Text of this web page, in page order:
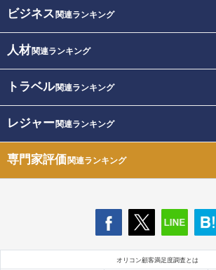
ビジネス 関連ランキング
人材関連ランキング
トラベル関連ランキング
レジャー関連ランキング
専門家評価関連ランキング
オリコン顧客満足度調査とは